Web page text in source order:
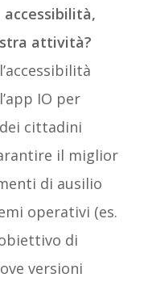
attività?
IO per
cittadini
il miglior
di ausilio
operativi (es.
di
versioni